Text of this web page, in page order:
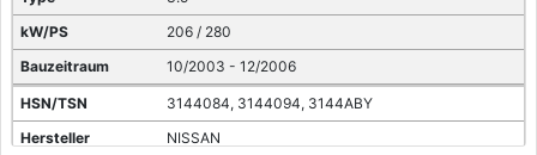
206 / 280
10/2003 - 12/2006
3144084, 3144094, 3144ABY
NISSAN